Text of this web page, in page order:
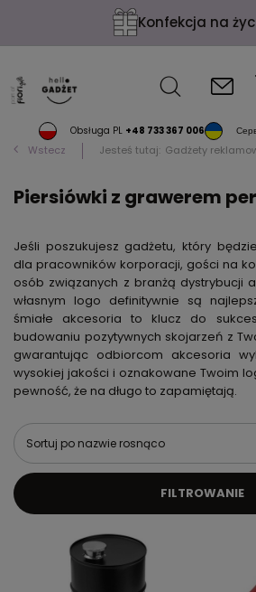
Firma godna
Obsługa PL +48 733 367 006
Wstecz Jesteś tutaj: Gadżety
Piersiówki z grawerem
Jeśli poszukujesz gadżetu, który
dla pracowników korporacji, gości na
osób związanych z branżą dystrybucji
własnym logo definitywnie są
śmiałe akcesoria to klucz do
budowaniu pozytywnych skojarzeń z
gwarantując odbiorcom akcesoria
wysokiej jakości i oznakowane Twoim
pewność, że na długo to zapamiętają.
Sortuj po nazwie rosnąco
FILTROWANIE